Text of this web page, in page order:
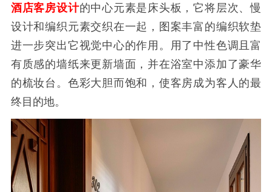
酒店客房设计的中心元素是床头板，它将层次、慢
设计和编织元素交织在一起，图案丰富的编织软垫
进一步突出它视觉中心的作用。用了中性色调且富
有质感的墙纸来更新墙面，并在浴室中添加了豪华
的梳妆台。色彩大胆而饱和，使客房成为客人的最
终目的地。